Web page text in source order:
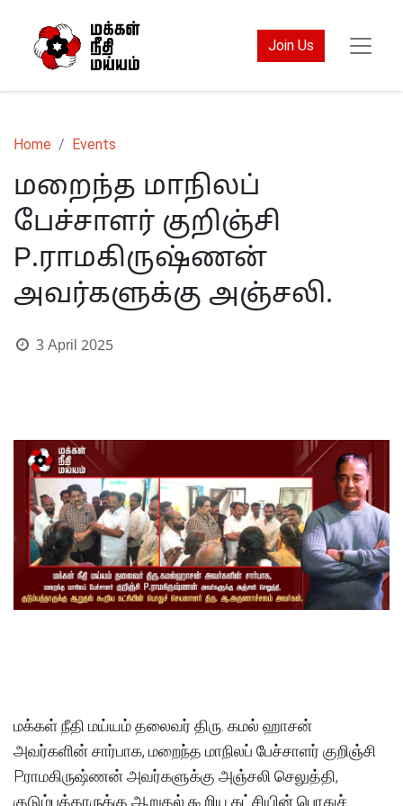
Join Us
Home Events
மறைந்த மாநிலப்
பேச்சாளர் குறிஞ்சி
P.ராமகிருஷ்ணன்
அவர்களுக்கு அஞ்சலி.
3 April 2025
மக்கள் நீதி மய்யம் தலைவர் திரு. கமல் ஹாசன்
அவர்களின் சார்பாக, மறைந்த மாநிலப் பேச்சாளர் குறிஞ்சி
P.ராமகிருஷ்ணன் அவர்களுக்கு அஞ்சலி செலுத்தி,
குடும்பத்தாருக்கு ஆறுதல் கூறிய கட்சியின் பொதுச்